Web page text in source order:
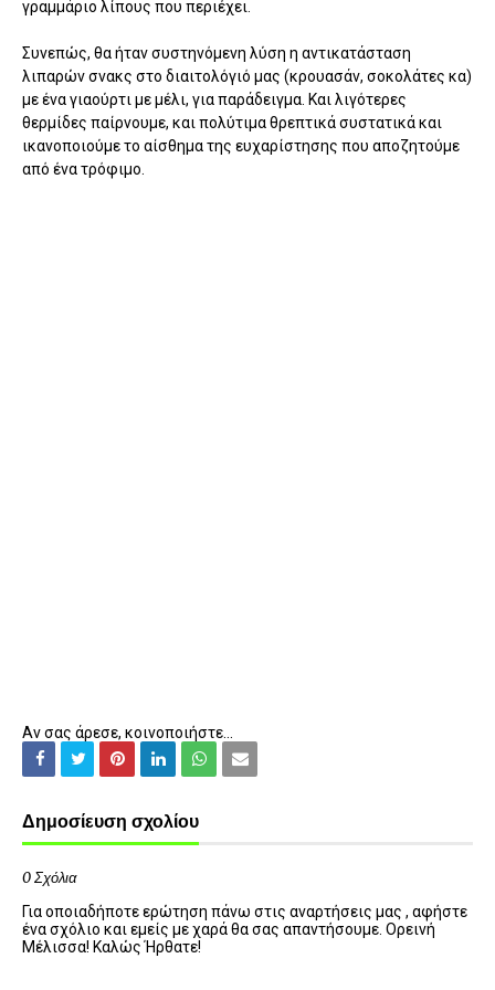
γραμμάριο λίπους που περιέχει.
Συνεπώς, θα ήταν συστηνόμενη λύση η αντικατάσταση
λιπαρών σνακς στο διαιτολόγιό μας (κρουασάν, σοκολάτες κα)
με ένα γιαούρτι με μέλι, για παράδειγμα. Και λιγότερες
θερμίδες παίρνουμε, και πολύτιμα θρεπτικά συστατικά και
ικανοποιούμε το αίσθημα της ευχαρίστησης που αποζητούμε
από ένα τρόφιμο.
Αν σας άρεσε, κοινοποιήστε...
Δημοσίευση σχολίου
0 Σχόλια
Για οποιαδήποτε ερώτηση πάνω στις αναρτήσεις μας , αφήστε
ένα σχόλιο και εμείς με χαρά θα σας απαντήσουμε. Ορεινή
Μέλισσα! Καλώς Ήρθατε!